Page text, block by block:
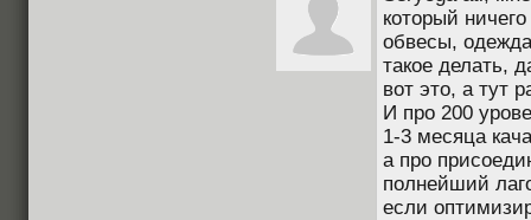
который
обвесы,
такое делать,
вот это, а тут
И про 200
1-3 месяца
а про
полнейший
если